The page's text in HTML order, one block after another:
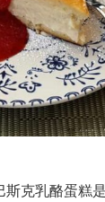
克乳酪蛋糕